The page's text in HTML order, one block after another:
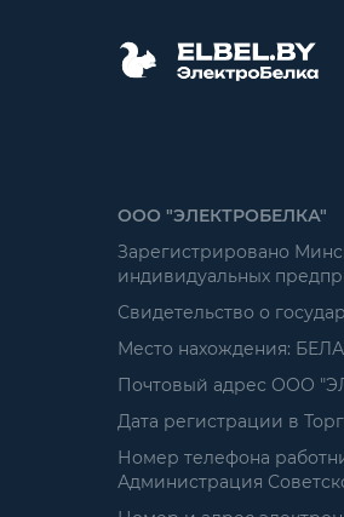
ООО "ЭЛЕКТРОБЕЛКА"
Зарегистрировано
индивидуальных
Свидетельство о
Место нахождения:
Почтовый адрес ООО
Дата регистрации в
Номер телефона
Администрация